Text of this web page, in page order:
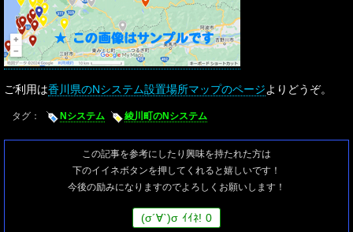
ご利用は香川県のNシステム設置場所マップのページよりどうぞ。
タグ： Nシステム 綾川町のNシステム
この記事を参考にしたり興味を持たれた方は
下のイイネボタンを押してくれると嬉しいです！
今後の励みになりますのでよろしくお願いします！
(σ´∀`)σ ｲｲﾈ! 0